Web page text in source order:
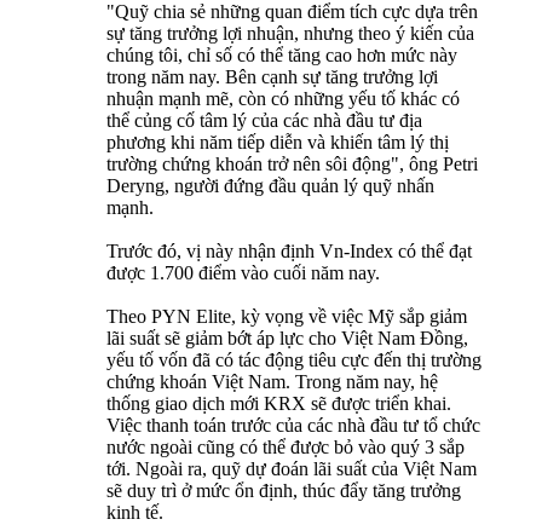
"Quỹ chia sẻ những quan điểm tích cực dựa trên
sự tăng trưởng lợi nhuận, nhưng theo ý kiến của
chúng tôi, chỉ số có thể tăng cao hơn mức này
trong năm nay. Bên cạnh sự tăng trưởng lợi
nhuận mạnh mẽ, còn có những yếu tố khác có
thể củng cố tâm lý của các nhà đầu tư địa
phương khi năm tiếp diễn và khiến tâm lý thị
trường chứng khoán trở nên sôi động", ông Petri
Deryng, người đứng đầu quản lý quỹ nhấn
mạnh.
Trước đó, vị này nhận định Vn-Index có thể đạt
được 1.700 điểm vào cuối năm nay.
Theo PYN Elite, kỳ vọng về việc Mỹ sắp giảm
lãi suất sẽ giảm bớt áp lực cho Việt Nam Đồng,
yếu tố vốn đã có tác động tiêu cực đến thị trường
chứng khoán Việt Nam. Trong năm nay, hệ
thống giao dịch mới KRX sẽ được triển khai.
Việc thanh toán trước của các nhà đầu tư tổ chức
nước ngoài cũng có thể được bỏ vào quý 3 sắp
tới. Ngoài ra, quỹ dự đoán lãi suất của Việt Nam
sẽ duy trì ở mức ổn định, thúc đẩy tăng trưởng
kinh tế.